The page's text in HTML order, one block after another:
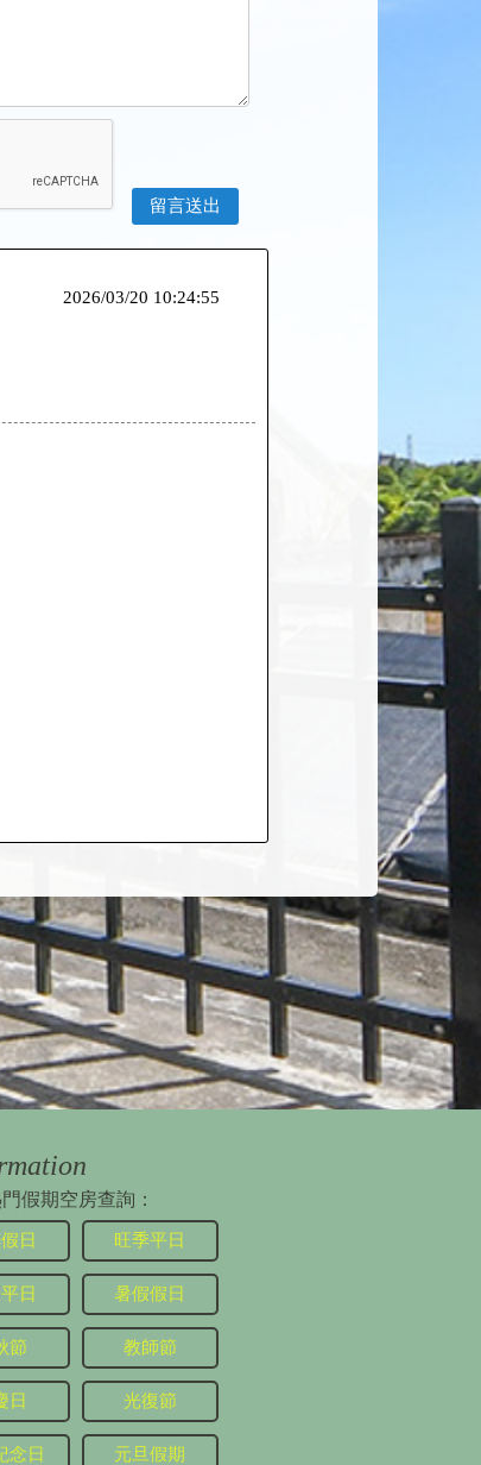
2026/03/20 10:24:55
假期空房查詢：
日 旺季平日
日 暑假假日
節 教師節
日 光復節
念日 元旦假期